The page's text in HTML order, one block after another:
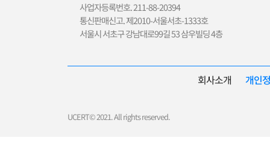
사업자등록번호. 211-88-20394
통신판매신고. 제2010-서울서초-1333호
서울시 서초구 강남대로99길 53 삼우빌딩 4층
회사소개 개인
UCERT© 2021. All rights reserved.